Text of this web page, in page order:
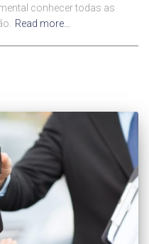
conhecer todas as
Read more…